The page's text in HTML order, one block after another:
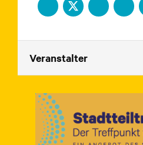
Veranstalter